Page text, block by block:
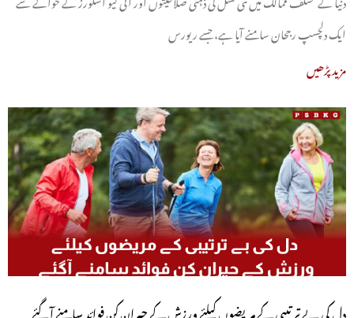
ایک دلچسپ رجحان سامنے آیا ہے، جسے ریورس
مزید پڑھیں
دل کی بے ترتیبی کے مریضوں کیلئے ورزش کے حیران کن فوائد سامنے آگئے